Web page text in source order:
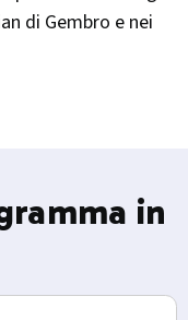
di Gembro e nei
in